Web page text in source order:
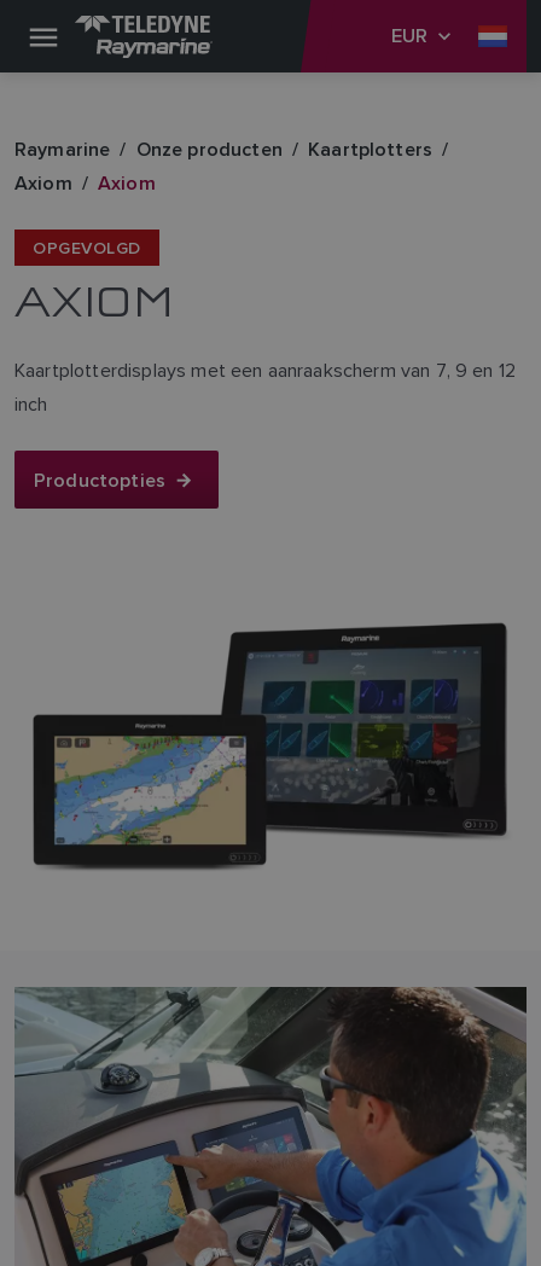
EUR
Raymarine Onze producten
Kaartplotters
Axiom
Axiom
OPGEVOLGD
AXIOM
Kaartplotterdisplays met een aanraakscherm van 7, 9 en 12
inch
Productopties